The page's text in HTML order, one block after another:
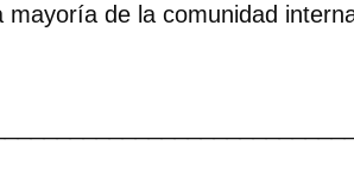
mayoría de la comunidad